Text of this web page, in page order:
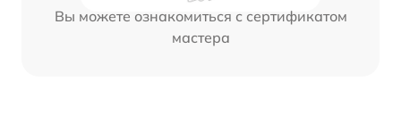
Вы можете ознакомиться с сертификатом
мастера